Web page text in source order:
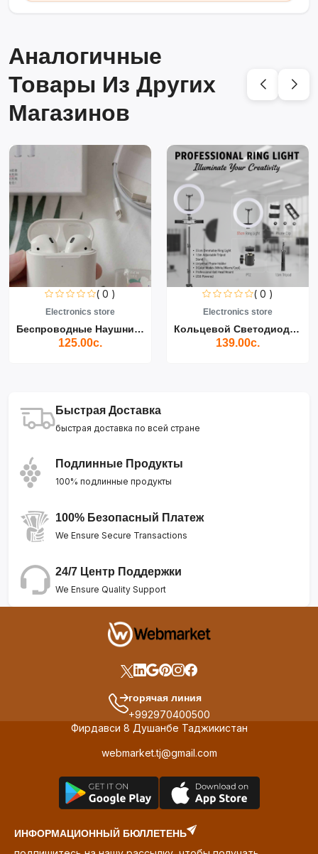
Аналогичные
Товары Из Других
Магазинов
( 0 )
Electronics store
Беспроводные Наушники Air...
125.00с.
( 0 )
Electronics store
Кольцевой Светодиодный Св...
139.00с.
Быстрая Доставка
быстрая доставка по всей стране
Подлинные Продукты
100% подлинные продукты
100% Безопасный Платеж
We Ensure Secure Transactions
24/7 Центр Поддержки
We Ensure Quality Support
горячая линия
+992970400500
Фирдавси 8 Душанбе Таджикистан
webmarket.tj@gmail.com
ИНФОРМАЦИОННЫЙ БЮЛЛЕТЕНЬ